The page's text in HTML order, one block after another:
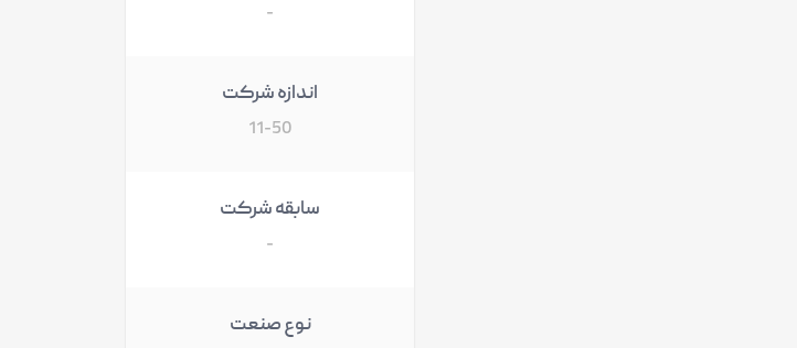
-
اندازه شرکت
11-50
سابقه شرکت
-
نوع صنعت